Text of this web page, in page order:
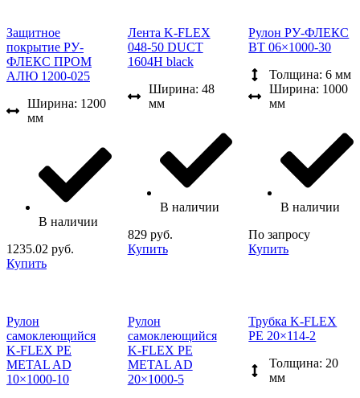
Защитное
покрытие РУ-
ФЛЕКС ПРОМ
АЛЮ 1200-025
Ширина: 1200
мм
В наличии
1235.02 руб.
Купить
Лента K-FLEX
048-50 DUCT
1604H black
Ширина: 48
мм
В наличии
829 руб.
Купить
Рулон РУ-ФЛЕКС
ВТ 06×1000-30
Толщина: 6 мм
Ширина: 1000
мм
В наличии
По запросу
Купить
Рулон
самоклеющийся
K-FLEX PE
METAL AD
10×1000-10
Рулон
самоклеющийся
K-FLEX PE
METAL AD
20×1000-5
Трубка K-FLEX
PE 20×114-2
Толщина: 20
мм